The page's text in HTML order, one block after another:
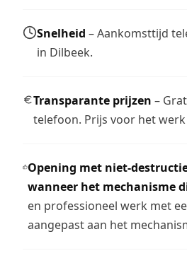
Snelheid – Aankomsttijd
in Dilbeek.
Transparante prijzen –
telefoon. Prijs voor het
Opening met niet-
wanneer het mechanisme
en professioneel werk met
aangepast aan het